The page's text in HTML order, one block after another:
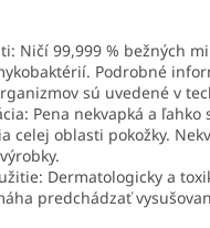
Ničí 99,999 % bežných
Podrobné
sú uvedené v
Pena nekvapká a
celej oblasti pokožky.
Dermatologicky a
predchádzať